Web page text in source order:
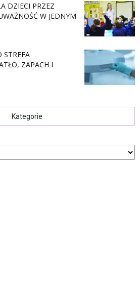
DZIECI PRZEZ
W JEDNYM
STREFA
ZAPACH I
Kategorie